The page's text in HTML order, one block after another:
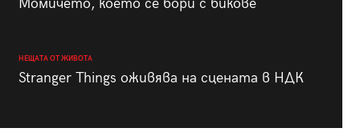
Момичето, което се бори с бикове
НЕЩАТА ОТ ЖИВОТА
Stranger Things оживява на сцената в НДК